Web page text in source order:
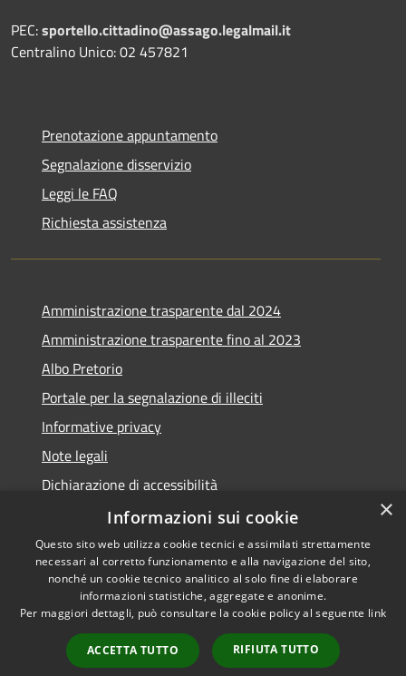
PEC:sportello.cittadino@assago.legalmail.it
Centralino Unico: 02 457821
Prenotazione appuntamento
Segnalazione disservizio
Leggi le FAQ
Richiesta assistenza
Amministrazione trasparente dal 2024
Amministrazione trasparente fino al 2023
Albo Pretorio
Portale per la segnalazione di illeciti
Informative privacy
Note legali
Dichiarazione di accessibilità
Segnalazioni di inaccessibilità
RSS
Accessibilità
Copyright © 2026 • Comune di
Municipium•
Accesso
×
Informazioni sui cookie
Questo sito web utilizza cookie tecnici e assimilati strettamente
necessari al corretto funzionamento e alla navigazione del sito,
nonché un cookie tecnico analitico al solo fine di elaborare
informazioni statistiche, aggregate e anonime.
Per maggiori dettagli, può consultare la cookie policy al seguente link
ACCETTA TUTTO RIFIUTA TUTTO